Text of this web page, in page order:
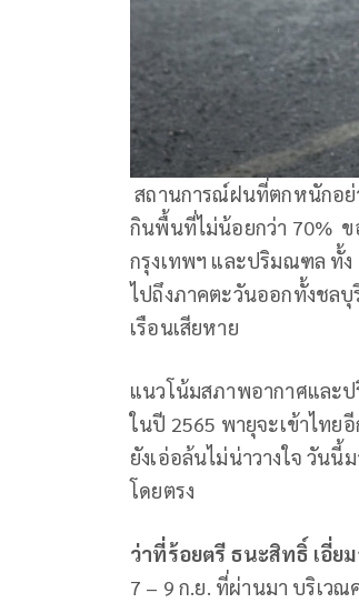
สถานการณ์ฝนที่ตกหนักอย่
กินพื้นที่ไม่น้อยกว่า 70%
กรุงเทพฯ และปริมณฑล ทั้
ไปถึงภาคตะวันออกทั้งชล
เรือนเสียหาย
แนวโน้มสภาพอากาศและ
ในปี 2565 พายุจะเข้าไท
ยังเอ่อล้นไม่น่าวางใจ วัน
โดยตรง
ว่าที่ร้อยตรี ธนะสิทธิ์ เอี่ย
7 – 9 ก.ย. ที่ผ่านมา บริเว